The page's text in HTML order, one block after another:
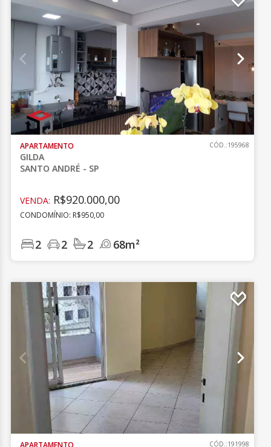
APARTAMENTO
GILDA
SANTO ANDRÉ - SP
CÓD.:195968
VENDA: R$920.000,00
CONDOMÍNIO: R$950,00
2 2 2 68m²
APARTAMENTO CÓD.:191998